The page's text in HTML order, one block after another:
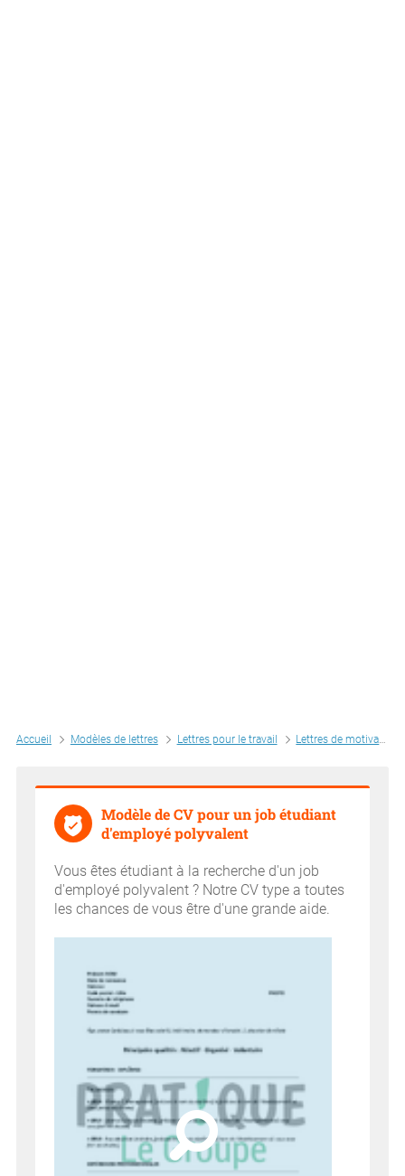
Accueil Modèles de lettres Lettres pour le travail Lettres de motivation par métiers
Modèle de CV pour un job étudiant
d'employé polyvalent
Vous êtes étudiant à la recherche d'un job
d'employé polyvalent ? Notre CV type a toutes
les chances de vous être d'une grande aide.